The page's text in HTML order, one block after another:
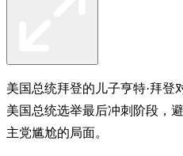
美国总统拜登的儿子亨特·拜登
美国总统选举最后冲刺阶段，
主党尴尬的局面。